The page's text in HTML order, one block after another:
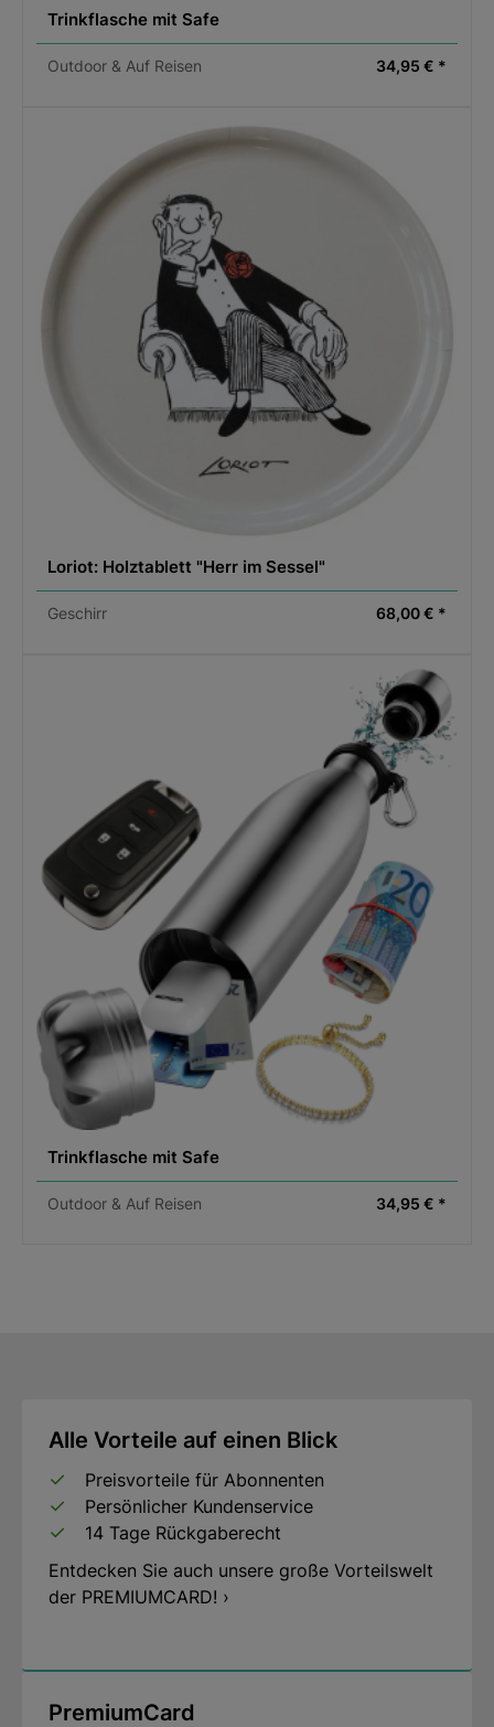
Trinkflasche mit Safe
Outdoor & Auf Reisen 34,95 € *
Loriot: Holztablett "Herr im Sessel"
Geschirr 68,00 € *
Trinkflasche mit Safe
Outdoor & Auf Reisen 34,95 € *
Alle Vorteile auf einen Blick
Preisvorteile für Abonnenten
Persönlicher Kundenservice
14 Tage Rückgaberecht
Entdecken Sie auch unsere große Vorteilswelt
der PREMIUMCARD! ›
PremiumCard